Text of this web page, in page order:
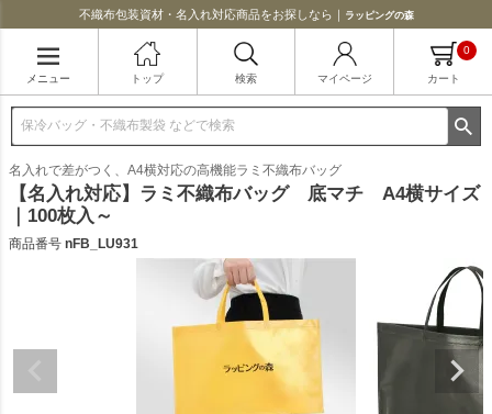
不織布包装資材・名入れ対応商品をお探しなら｜ ラッピングの森
メニュー トップ 検索 マイページ カート
0
名入れで差がつく、A4横対応の高機能ラミ不織布バッグ
【名入れ対応】ラミ不織布バッグ 底マチ A4横サイズ
｜100枚入～
商品番号 nFB_LU931